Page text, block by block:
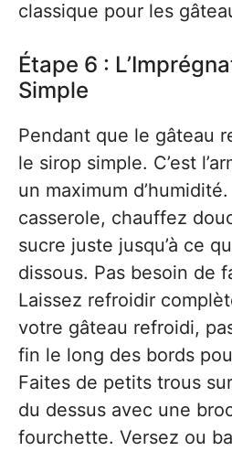
classique pour les
Étape 6 :
Simple
Pendant que le gâteau
le sirop simple. C’est
un maximum
casserole, chauffez
sucre juste jusqu’à ce
dissous. Pas besoin de
Laissez refroidir
votre gâteau refroidi,
fin le long des bords
Faites de petits trous
du dessus avec une
fourchette. Versez ou